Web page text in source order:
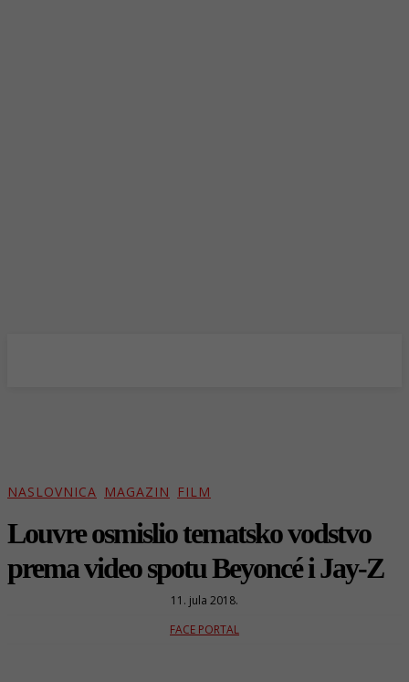
NASLOVNICA MAGAZIN FILM
Louvre osmislio tematsko vodstvo
prema video spotu Beyoncé i Jay-Z
11. jula 2018.
FACE PORTAL